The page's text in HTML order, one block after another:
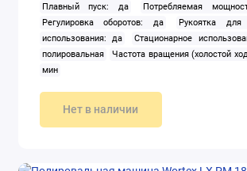
Электроножницы
Электропилы
Электрорезы
Электрорубанки
Показать все
Плавный пуск: да
Потребляемая
Регулировка оборотов: да
Рукоятка для
использования: да
Стационарное
полировальная
Частота вращения (холостой
мин
Нет в наличии